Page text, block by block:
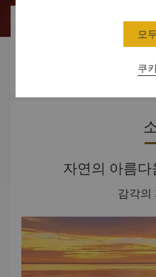
자연의 아름
감각의
쿠
모